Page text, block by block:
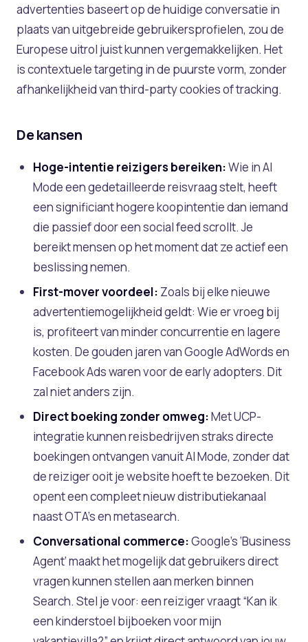
advertenties baseert op de huidige conversatie in
plaats van uitgebreide gebruikersprofielen, zou de
Europese uitrol juist kunnen vergemakkelijken. Het
is contextuele targeting in de puurste vorm, zonder
afhankelijkheid van third-party cookies of tracking.
De kansen
Hoge-intentie reizigers bereiken:Wie in AI
Mode een gedetailleerde reisvraag stelt, heeft
een significiant hogere koopintentie dan iemand
die passief door een social feed scrollt. Je
bereikt mensen op het moment dat ze actief een
beslissing nemen.
First-mover voordeel: Zoals bij elke nieuwe
advertentiemogelijkheid geldt: Wie er vroeg bij
is, profiteert van minder concurrentie en lagere
kosten. De gouden jaren van Google AdWords en
Facebook Ads waren voor de early adopters. Dit
zal niet anders zijn.
Direct boeking zonder omweg:Met UCP-
integratie kunnen reisbedrijven straks directe
boekingen ontvangen vanuit AI Mode, zonder dat
de reiziger ooit je website hoeft te bezoeken. Dit
opent een compleet nieuw distributiekanaal
naast OTA’s en metasearch.
Conversational commerce:Google’s ‘Business
Agent’ maakt het mogelijk dat gebruikers direct
vragen kunnen stellen aan merken binnen
Search. Stel je voor: een reiziger vraagt “Kan ik
een kinderstoel bijboeken voor mijn